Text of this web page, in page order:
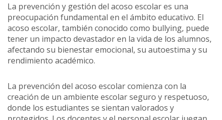
La prevención y gestión del acoso escolar es una
preocupación fundamental en el ámbito educativo. El
acoso escolar, también conocido como bullying, puede
tener un impacto devastador en la vida de los alumnos,
afectando su bienestar emocional, su autoestima y su
rendimiento académico.
La prevención del acoso escolar comienza con la
creación de un ambiente escolar seguro y respetuoso,
donde los estudiantes se sientan valorados y